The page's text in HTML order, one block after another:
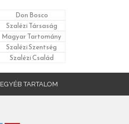
Don Bosco
Szalézi Társaság
Magyar Tartomány
Szalézi Szentség
Szalézi Család
EGYÉB TARTALOM